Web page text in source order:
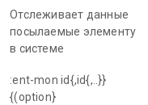
Отслеживает данные
посылаемые элементу
в системе
:ent-mon id{,id{,..}}
{(option}